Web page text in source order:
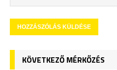
KÖVETKEZŐ MÉRKŐZÉS